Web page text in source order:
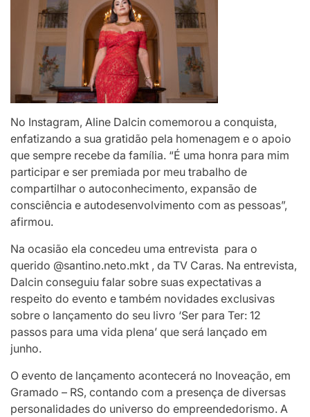
No Instagram, Aline Dalcin comemorou a conquista,
enfatizando a sua gratidão pela homenagem e o apoio
que sempre recebe da família. “É uma honra para mim
participar e ser premiada por meu trabalho de
compartilhar o autoconhecimento, expansão de
consciência e autodesenvolvimento com as pessoas”,
afirmou.
Na ocasião ela concedeu uma entrevista para o
querido @santino.neto.mkt , da TV Caras. Na entrevista,
Dalcin conseguiu falar sobre suas expectativas a
respeito do evento e também novidades exclusivas
sobre o lançamento do seu livro ‘Ser para Ter: 12
passos para uma vida plena’ que será lançado em
junho.
O evento de lançamento acontecerá no Inoveação, em
Gramado – RS, contando com a presença de diversas
personalidades do universo do empreendedorismo. A